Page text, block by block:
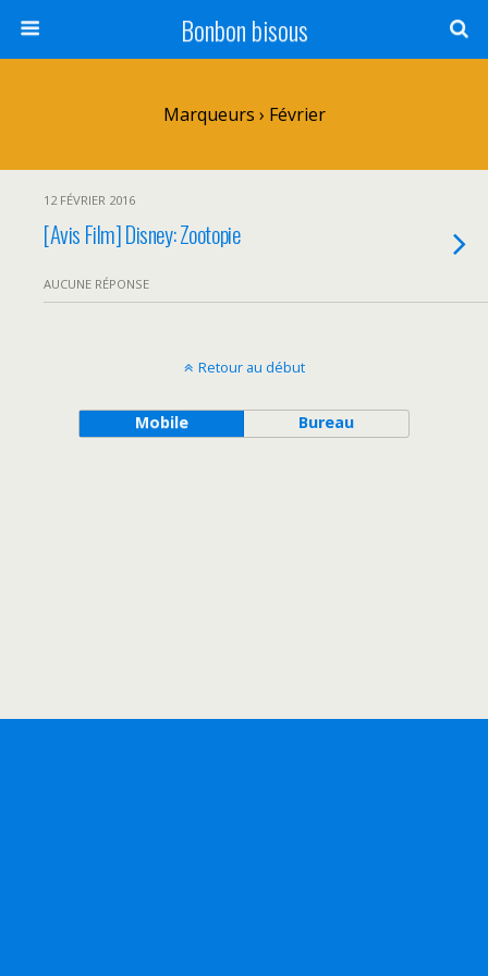
Bonbon bisous
Marqueurs › Février
12 FÉVRIER 2016
[Avis Film] Disney: Zootopie
AUCUNE RÉPONSE
Retour au début
Mobile Bureau